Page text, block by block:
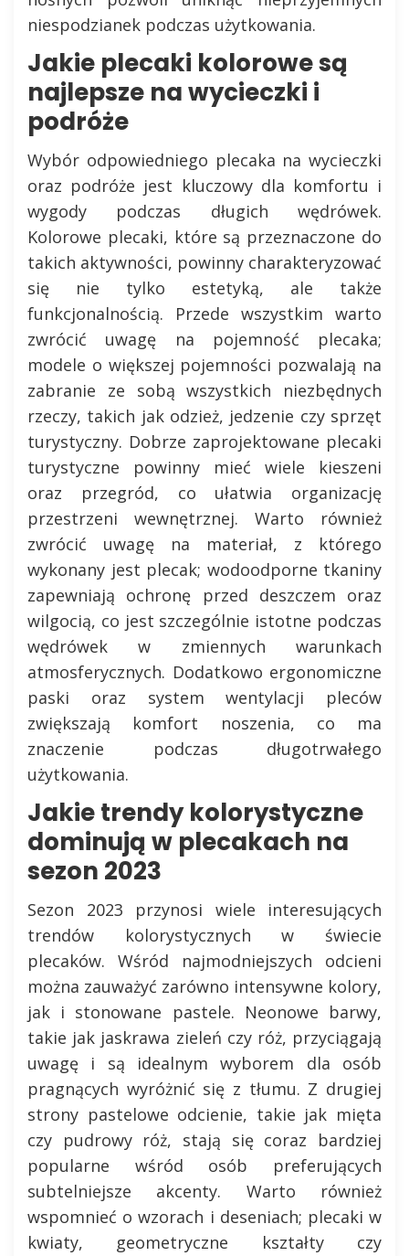
niespodzianek podczas użytkowania.
Jakie plecaki kolorowe są
najlepsze na wycieczki i
podróże
Wybór odpowiedniego plecaka na wycieczki
oraz podróże jest kluczowy dla komfortu i
wygody podczas długich wędrówek.
Kolorowe plecaki, które są przeznaczone do
takich aktywności, powinny charakteryzować
się nie tylko estetyką, ale także
funkcjonalnością. Przede wszystkim warto
zwrócić uwagę na pojemność plecaka;
modele o większej pojemności pozwalają na
zabranie ze sobą wszystkich niezbędnych
rzeczy, takich jak odzież, jedzenie czy sprzęt
turystyczny. Dobrze zaprojektowane plecaki
turystyczne powinny mieć wiele kieszeni
oraz przegród, co ułatwia organizację
przestrzeni wewnętrznej. Warto również
zwrócić uwagę na materiał, z którego
wykonany jest plecak; wodoodporne tkaniny
zapewniają ochronę przed deszczem oraz
wilgocią, co jest szczególnie istotne podczas
wędrówek w zmiennych warunkach
atmosferycznych. Dodatkowo ergonomiczne
paski oraz system wentylacji pleców
zwiększają komfort noszenia, co ma
znaczenie podczas długotrwałego
użytkowania.
Jakie trendy kolorystyczne
dominują w plecakach na
sezon 2023
Sezon 2023 przynosi wiele interesujących
trendów kolorystycznych w świecie
plecaków. Wśród najmodniejszych odcieni
można zauważyć zarówno intensywne kolory,
jak i stonowane pastele. Neonowe barwy,
takie jak jaskrawa zieleń czy róż, przyciągają
uwagę i są idealnym wyborem dla osób
pragnących wyróżnić się z tłumu. Z drugiej
strony pastelowe odcienie, takie jak mięta
czy pudrowy róż, stają się coraz bardziej
popularne wśród osób preferujących
subtelniejsze akcenty. Warto również
wspomnieć o wzorach i deseniach; plecaki w
kwiaty, geometryczne kształty czy